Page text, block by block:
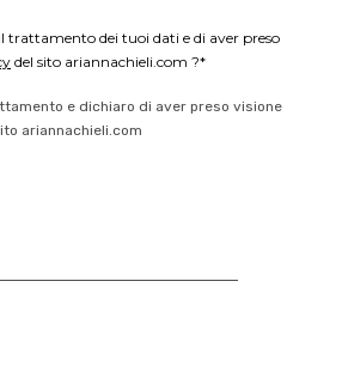
trattamento dei tuoi dati e di aver preso
del sito ariannachieli.com ?*
e dichiaro di aver preso visione
ariannachieli.com